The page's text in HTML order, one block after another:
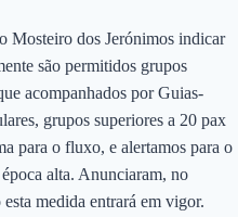
Mosteiro dos Jerónimos indicar
são permitidos grupos
acompanhados por Guias-
grupos superiores a 20 pax
para o fluxo, e alertamos para o
alta. Anunciaram, no
medida entrará em vigor.